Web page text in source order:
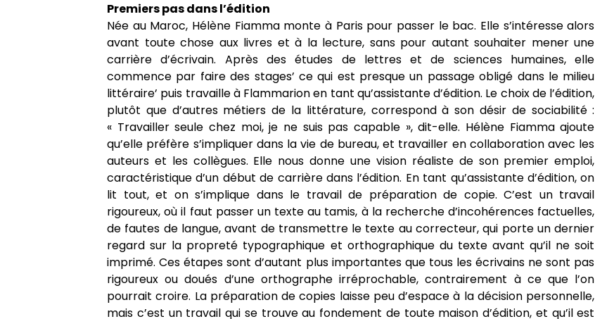
Premiers pas dans l’édition
Née au Maroc, Hélène Fiamma monte à Paris pour passer le bac. Elle s’intéresse alors
avant toute chose aux livres et à la lecture, sans pour autant souhaiter mener une
carrière d’écrivain. Après des études de lettres et de sciences humaines, elle
commence par faire des stages’ ce qui est presque un passage obligé dans le milieu
littéraire’ puis travaille à Flammarion en tant qu’assistante d’édition. Le choix de l’édition,
plutôt que d’autres métiers de la littérature, correspond à son désir de sociabilité :
« Travailler seule chez moi, je ne suis pas capable », dit-elle. Hélène Fiamma ajoute
qu’elle préfère s’impliquer dans la vie de bureau, et travailler en collaboration avec les
auteurs et les collègues. Elle nous donne une vision réaliste de son premier emploi,
caractéristique d’un début de carrière dans l’édition. En tant qu’assistante d’édition, on
lit tout, et on s’implique dans le travail de préparation de copie. C’est un travail
rigoureux, où il faut passer un texte au tamis, à la recherche d’incohérences factuelles,
de fautes de langue, avant de transmettre le texte au correcteur, qui porte un dernier
regard sur la propreté typographique et orthographique du texte avant qu’il ne soit
imprimé. Ces étapes sont d’autant plus importantes que tous les écrivains ne sont pas
rigoureux ou doués d’une orthographe irréprochable, contrairement à ce que l’on
pourrait croire. La préparation de copies laisse peu d’espace à la décision personnelle,
mais c’est un travail qui se trouve au fondement de toute maison d’édition, et qu’il est